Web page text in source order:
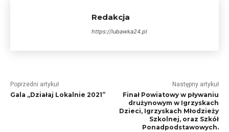
Redakcja
https://lubawka24.pl
Poprzedni artykuł
Gala „Działaj Lokalnie 2021”
Następny artykuł
Finał Powiatowy w pływaniu
drużynowym w Igrzyskach
Dzieci, Igrzyskach Młodzieży
Szkolnej, oraz Szkół
Ponadpodstawowych.